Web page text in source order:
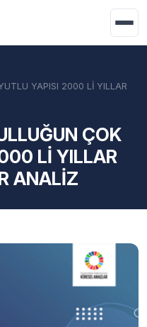
Taban Puanlar
YAPISI 2000 Lİ YILLAR
ÇOK
Lİ YILLAR
ANALİZ